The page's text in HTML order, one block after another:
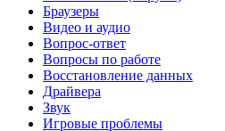
Браузеры
Видео и аудио
Вопрос-ответ
Вопросы по работе
Восстановление данных
Драйвера
Звук
Игровые проблемы